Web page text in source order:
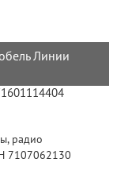
Линии
7107062130